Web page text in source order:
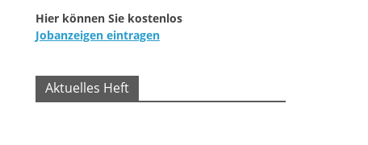
Hier können Sie kostenlos
Jobanzeigen eintragen
Aktuelles Heft